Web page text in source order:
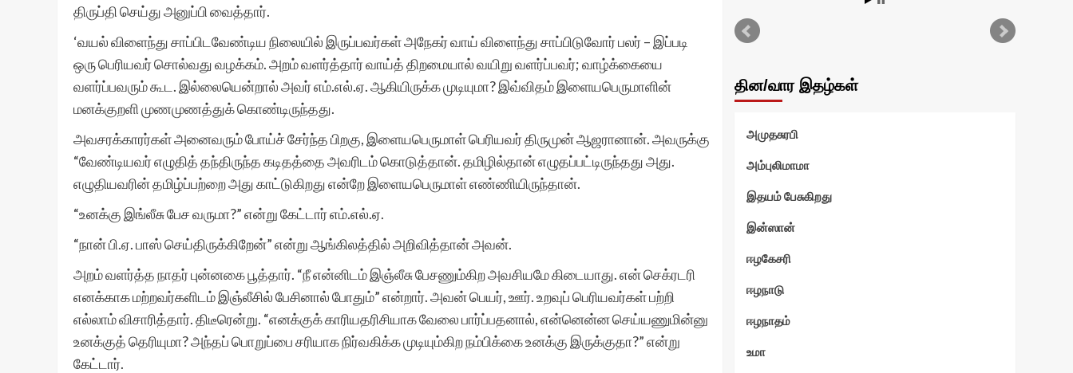
திருப்தி செய்து அனுப்பி வைத்தார்.
‘வயல் விளைந்து சாப்பிடவேண்டிய நிலையில் இருப்பவர்கள் அநேகர் வாய் விளைந்து சாப்பிடுவோர் பலர் – இப்படி
ஒரு பெரியவர் சொல்வது வழக்கம். அறம் வளர்த்தார் வாய்த் திறமையால் வயிறு வளர்ப்பவர்; வாழ்க்கையை
வளர்ப்பவரும் கூட. இல்லையென்றால் அவர் எம்.எல்.ஏ. ஆகியிருக்க முடியுமா? இவ்விதம் இளையபெருமாளின்
மனக்குறளி முணமுணத்துக் கொண்டிருந்தது.
அவசரக்காரர்கள் அனைவரும் போய்ச் சேர்ந்த பிறகு, இளையபெருமாள் பெரியவர் திருமுன் ஆஜரானான். அவருக்கு
“வேண்டியவர் எழுதித் தந்திருந்த கடிதத்தை அவரிடம் கொடுத்தான். தமிழில்தான் எழுதப்பட்டிருந்தது அது.
எழுதியவரின் தமிழ்ப்பற்றை அது காட்டுகிறது என்றே இளையபெருமாள் எண்ணியிருந்தான்.
“உனக்கு இங்லீசு பேச வருமா?” என்று கேட்டார் எம்.எல்.ஏ.
“நான் பி.ஏ. பாஸ் செய்திருக்கிறேன்” என்று ஆங்கிலத்தில் அறிவித்தான் அவன்.
அறம் வளர்த்த நாதர் புன்னகை பூத்தார். “நீ என்னிடம் இஞ்லீசு பேசணும்கிற அவசியமே கிடையாது. என் செக்ரடரி
எனக்காக மற்றவர்களிடம் இஞ்லீசில் பேசினால் போதும்” என்றார். அவன் பெயர், ஊர். உறவுப் பெரியவர்கள் பற்றி
எல்லாம் விசாரித்தார். திடீரென்று. “எனக்குக் காரியதரிசியாக வேலை பார்ப்பதனால், என்னென்ன செய்யணுமின்னு
உனக்குத் தெரியுமா? அந்தப் பொறுப்பை சரியாக நிர்வகிக்க முடியும்கிற நம்பிக்கை உனக்கு இருக்குதா?” என்று
கேட்டார்.
‘சிறுகதை.காம்’ நிறுவனர்,
அதற்கு துணை இருப்போர்
மனமார்ந்த நன்றிகள் பல.
அவர்கள் இப்பணியில்
வெற்றிகளையும் அடைய
ஆண்டவனை
வேண்டுகிறேன். எனது
வாழ்த்துகள்.
தின/வார இதழ்கள்
அமுதசுரபி
அம்புலிமாமா
இதயம் பேசுகிறது
இன்ஸான்
ஈழகேசரி
ஈழநாடு
ஈழநாதம்
உமா